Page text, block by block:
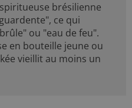
brésilienne
ce qui
ou "eau de feu".
en bouteille jeune ou
vieillit au moins un